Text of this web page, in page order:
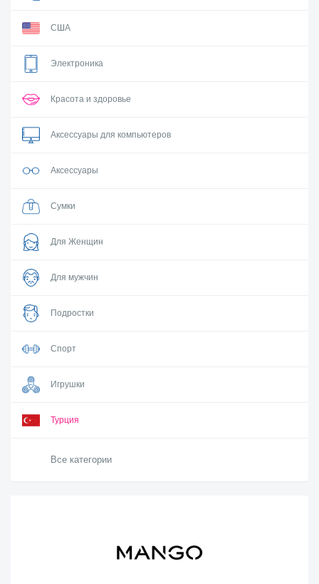
США
Электроника
Красота и здоровье
Аксессуары для компьютеров
Аксессуары
Сумки
Для Женщин
Для мужчин
Подростки
Спорт
Игрушки
Турция
Все категории